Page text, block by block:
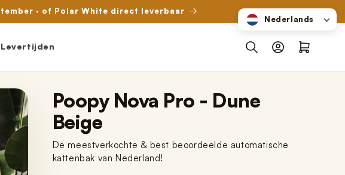
· of Polar White direct leverbaar
Inloggen
Winkelwagen
Poopy Nova Pro - Dune
Beige
De meestverkochte & best beoordeelde automatische
kattenbak van Nederland!
Nederlands